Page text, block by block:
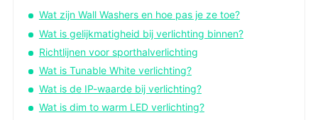
Wat zijn Wall Washers en hoe pas je ze toe?
Wat is gelijkmatigheid bij verlichting binnen?
Richtlijnen voor sporthalverlichting
Wat is Tunable White verlichting?
Wat is de IP-waarde bij verlichting?
Wat is dim to warm LED verlichting?